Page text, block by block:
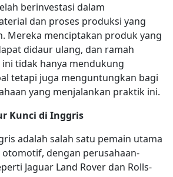
berinvestasi dalam
dan proses produksi yang
Mereka menciptakan produk yang
didaur ulang, dan ramah
tidak hanya mendukung
tetapi juga menguntungkan bagi
yang menjalankan praktik ini.
Kunci di Inggris
adalah salah satu pemain utama
dengan perusahaan-
Jaguar Land Rover dan Rolls-